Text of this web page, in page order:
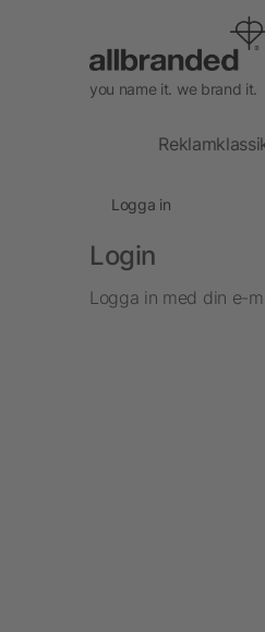
you name it. we brand it.
Logga in
Login
Logga in med din e-